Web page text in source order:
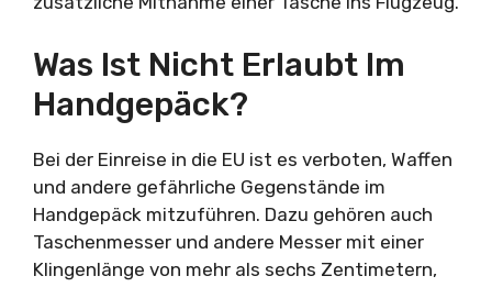
Was Ist Nicht Erlaubt Im
Handgepäck?
Bei der Einreise in die EU ist es verboten, Waffen
und andere gefährliche Gegenstände im
Handgepäck mitzuführen. Dazu gehören auch
Taschenmesser und andere Messer mit einer
Klingenlänge von mehr als sechs Zentimetern,